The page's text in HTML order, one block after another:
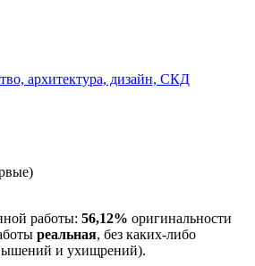
архитектура, дизайн, СКД
работы: 56,12% оригинальности
реальная, без каких-либо
и ухищрений).